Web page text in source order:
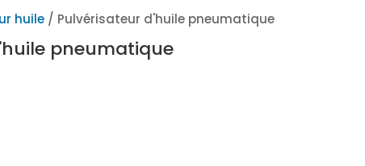
huile / Pulvérisateur d'huile pneumatique
pneumatique